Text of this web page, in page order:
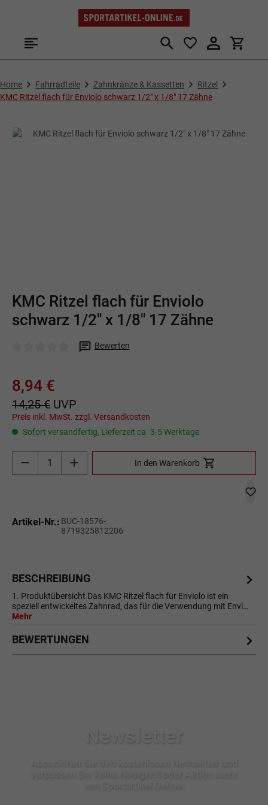
Zum Hauptinhalt springen
Home Fahrradteile Zahnkränze & Kassetten
Ritzel
KMC Ritzel flach für Enviolo schwarz 1/2" x 1/8" 17 Zähne
KMC Ritzel flach für Enviolo
schwarz 1/2" x 1/8" 17 Zähne
Bewerten
8,94 €
14,25 € UVP
Preis inkl. MwSt. zzgl. Versandkosten
Sofort versandfertig, Lieferzeit ca. 3-5 Werktage
Produkt Anzahl: Gib den gewünschten Wert
In den Warenkorb
Artikel-Nr.: BUC-18576-
8719325812206
BESCHREIBUNG
1. Produktübersicht Das KMC Ritzel flach für Enviolo ist ein
speziell entwickeltes Zahnrad, das für die Verwendung mit Envi…
Mehr
BEWERTUNGEN